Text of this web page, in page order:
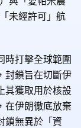
未經許可」航
時打擊全球範圍
封鎖旨在切斷伊
其獲取用於核設
在伊朗徹底放棄
鎖無異於「資